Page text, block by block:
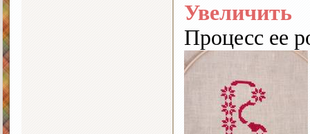
Увеличить
Процесс ее